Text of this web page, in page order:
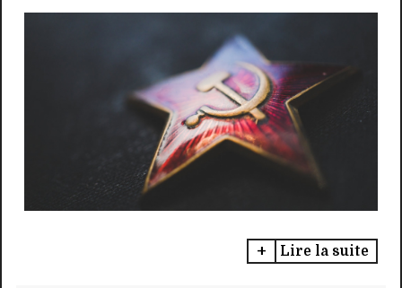
Lire la suite